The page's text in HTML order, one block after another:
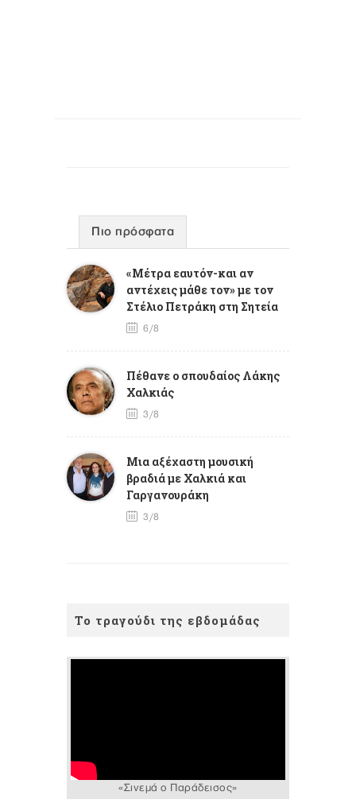
Πιο πρόσφατα
«Μέτρα εαυτόν-και αν
αντέχεις μάθε τον» με τον
Στέλιο Πετράκη στη Σητεία
6/8
Πέθανε ο σπουδαίος Λάκης
Χαλκιάς
3/8
Mια αξέχαστη μουσική
βραδιά με Χαλκιά και
Γαργανουράκη
3/8
Το τραγούδι της εβδομάδας
«Σινεμά ο Παράδεισος»